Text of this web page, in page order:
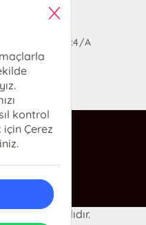
Girişi No:4/A
49 71
hakkı saklıdır.
kontrol
Çerez